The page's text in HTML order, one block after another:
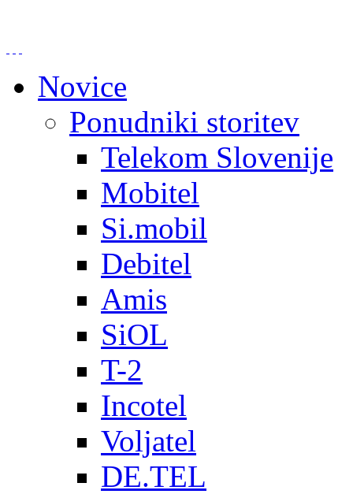
Novice
Ponudniki storitev
Telekom Slovenije
Mobitel
Si.mobil
Debitel
Amis
SiOL
T-2
Incotel
Voljatel
DE.TEL